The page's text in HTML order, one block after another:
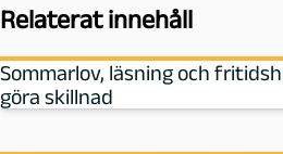
Relaterat innehåll
Sommarlov, läsning och
göra skillnad